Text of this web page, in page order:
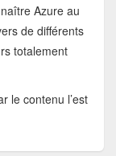
Azure au
de différents
totalement
le contenu l’est